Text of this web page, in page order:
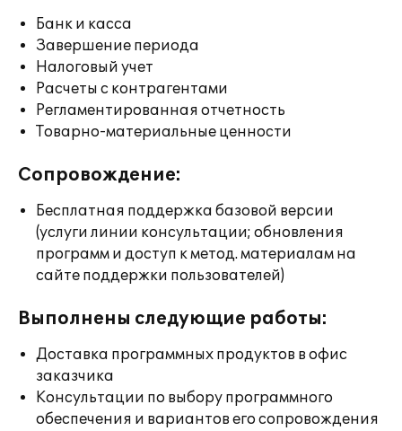
Банк и касса
Завершение периода
Налоговый учет
Расчеты с контрагентами
Регламентированная отчетность
Товарно-материальные ценности
Сопровождение:
Бесплатная поддержка базовой версии
(услуги линии консультации; обновления
программ и доступ к метод. материалам на
сайте поддержки пользователей)
Выполнены следующие работы:
Доставка программных продуктов в офис
заказчика
Консультации по выбору программного
обеспечения и вариантов его сопровождения